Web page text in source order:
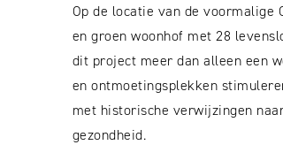
Op de locatie van de voormalige
en groen woonhof met 28
dit project meer dan alleen een
en ontmoetingsplekken
met historische verwijzingen
gezondheid.